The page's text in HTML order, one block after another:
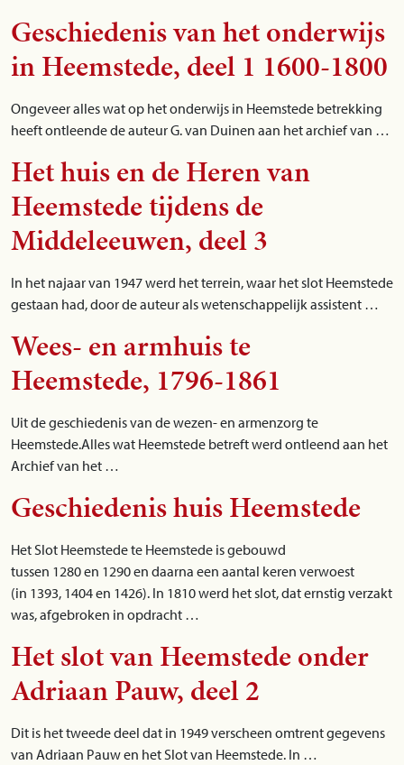
Geschiedenis van het onderwijs
in Heemstede, deel 1 1600-1800
Ongeveer alles wat op het onderwijs in Heemstede betrekking
heeft ontleende de auteur G. van Duinen aan het archief van …
Het huis en de Heren van
Heemstede tijdens de
Middeleeuwen, deel 3
In het najaar van 1947 werd het terrein, waar het slot Heemstede
gestaan had, door de auteur als wetenschappelijk assistent …
Wees- en armhuis te
Heemstede, 1796-1861
Uit de geschiedenis van de wezen- en armenzorg te
Heemstede.Alles wat Heemstede betreft werd ontleend aan het
Archief van het …
Geschiedenis huis Heemstede
Het Slot Heemstede te Heemstede is gebouwd
tussen 1280 en 1290 en daarna een aantal keren verwoest
(in 1393, 1404 en 1426). In 1810 werd het slot, dat ernstig verzakt
was, afgebroken in opdracht …
Het slot van Heemstede onder
Adriaan Pauw, deel 2
Dit is het tweede deel dat in 1949 verscheen omtrent gegevens
van Adriaan Pauw en het Slot van Heemstede. In …